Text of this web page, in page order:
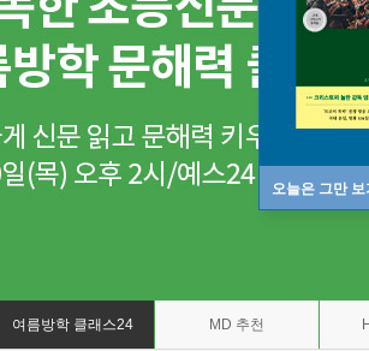
오늘은 그만 보
여름방학 클래스24 MD 추천